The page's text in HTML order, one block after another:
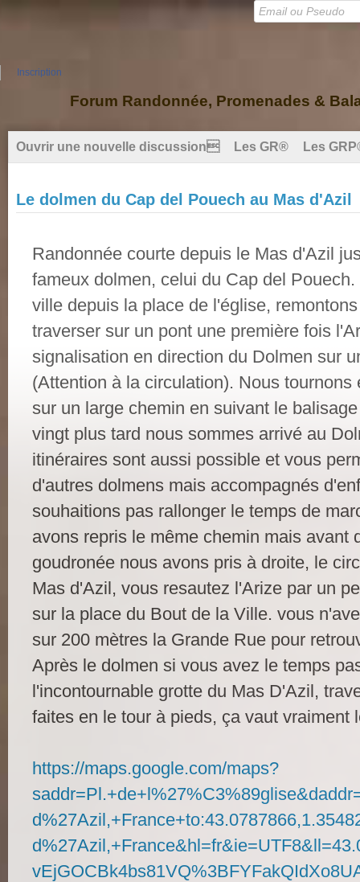
Inscription
Forum Randonnée, Promenades &
Ouvrir une nouvelle discussion Les GR® Les
Le dolmen du Cap del Pouech au Mas d'Azil
Randonnée courte depuis le Mas d'Azil
fameux dolmen, celui du Cap del
ville depuis la place de l'église,
traverser sur un pont une première fois
signalisation en direction du Dolmen sur
(Attention à la circulation). Nous tournons
sur un large chemin en suivant le
vingt plus tard nous sommes arrivé au
itinéraires sont aussi possible et vous
d'autres dolmens mais accompagnés
souhaitions pas rallonger le temps de
avons repris le même chemin mais avant
goudronée nous avons pris à droite, le
Mas d'Azil, vous resautez l'Arize par un
sur la place du Bout de la Ville. vous
sur 200 mètres la Grande Rue pour
Après le dolmen si vous avez le temps
l'incontournable grotte du Mas D'Azil,
faites en le tour à pieds, ça vaut vraiment
https://maps.google.com/maps?